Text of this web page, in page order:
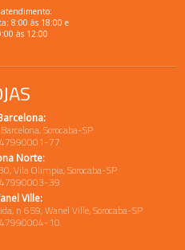
8:00 às 18:00 e
às 12:00
Sorocaba-SP
77
Norte:
Vila Olimpia, Sorocaba-SP
39
Ville:
n 659, Wanel Ville, Sorocaba-SP
10